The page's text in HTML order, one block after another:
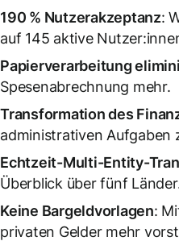
190 % Nutzerakzeptanz:
auf 145 aktive
Papierverarbeitung
Spesenabrechnung mehr.
Transformation des
administrativen Aufgaben
Echtzeit-Multi-Entity-
Überblick über fünf
Keine Bargeldvorlagen:
privaten Gelder mehr